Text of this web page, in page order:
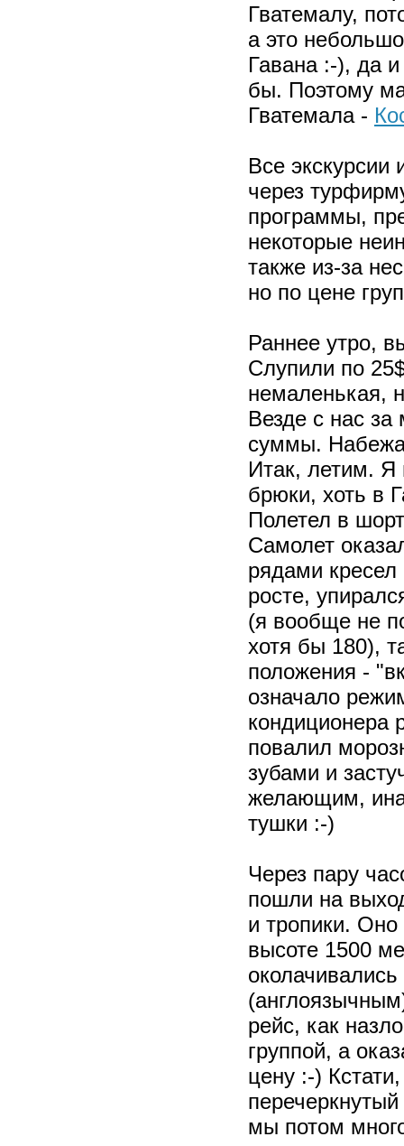
Гватемалу,
а это
Гавана :-), да
бы. Поэтому
Гватемала -
Все
через
программы,
некоторые
также из-за
но по цене
Раннее утро,
Слупили по
немаленькая,
Везде с нас
суммы.
Итак, летим. Я
брюки, хоть в
Полетел в
Самолет
рядами
росте,
(я вообще не
хотя бы 180),
положения -
означало
кондиционера
повалил
зубами и
желающим,
тушки :-)
Через пару
пошли на
и тропики.
высоте 1500
рейс, как
группой, а
цену :-)
мы потом